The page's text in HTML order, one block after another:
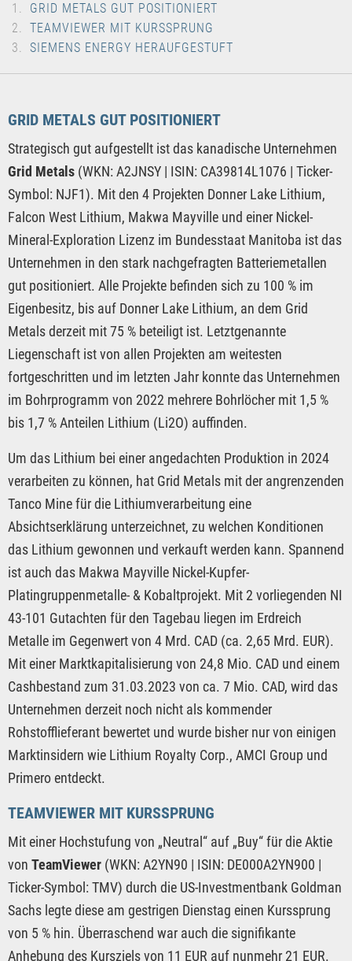
GRID METALS GUT POSITIONIERT
TEAMVIEWER MIT KURSSPRUNG
SIEMENS ENERGY HERAUFGESTUFT
GRID METALS GUT POSITIONIERT
Strategisch gut aufgestellt ist das kanadische Unternehmen
Grid Metals (WKN: A2JNSY | ISIN: CA39814L1076 | Ticker-
Symbol: NJF1). Mit den 4 Projekten Donner Lake Lithium,
Falcon West Lithium, Makwa Mayville und einer Nickel-
Mineral-Exploration Lizenz im Bundesstaat Manitoba ist das
Unternehmen in den stark nachgefragten Batteriemetallen
gut positioniert. Alle Projekte befinden sich zu 100 % im
Eigenbesitz, bis auf Donner Lake Lithium, an dem Grid
Metals derzeit mit 75 % beteiligt ist. Letztgenannte
Liegenschaft ist von allen Projekten am weitesten
fortgeschritten und im letzten Jahr konnte das Unternehmen
im Bohrprogramm von 2022 mehrere Bohrlöcher mit 1,5 %
bis 1,7 % Anteilen Lithium (Li2O) auffinden.
Um das Lithium bei einer angedachten Produktion in 2024
verarbeiten zu können, hat Grid Metals mit der angrenzenden
Tanco Mine für die Lithiumverarbeitung eine
Absichtserklärung unterzeichnet, zu welchen Konditionen
das Lithium gewonnen und verkauft werden kann. Spannend
ist auch das Makwa Mayville Nickel-Kupfer-
Platingruppenmetalle- & Kobaltprojekt. Mit 2 vorliegenden NI
43-101 Gutachten für den Tagebau liegen im Erdreich
Metalle im Gegenwert von 4 Mrd. CAD (ca. 2,65 Mrd. EUR).
Mit einer Marktkapitalisierung von 24,8 Mio. CAD und einem
Cashbestand zum 31.03.2023 von ca. 7 Mio. CAD, wird das
Unternehmen derzeit noch nicht als kommender
Rohstofflieferant bewertet und wurde bisher nur von einigen
Marktinsidern wie Lithium Royalty Corp., AMCI Group und
Primero entdeckt.
TEAMVIEWER MIT KURSSPRUNG
Mit einer Hochstufung von „Neutral“ auf „Buy“ für die Aktie
von TeamViewer (WKN: A2YN90 | ISIN: DE000A2YN900 |
Ticker-Symbol: TMV) durch die US-Investmentbank Goldman
Sachs legte diese am gestrigen Dienstag einen Kurssprung
von 5 % hin. Überraschend war auch die signifikante
Anhebung des Kursziels von 11 EUR auf nunmehr 21 EUR.